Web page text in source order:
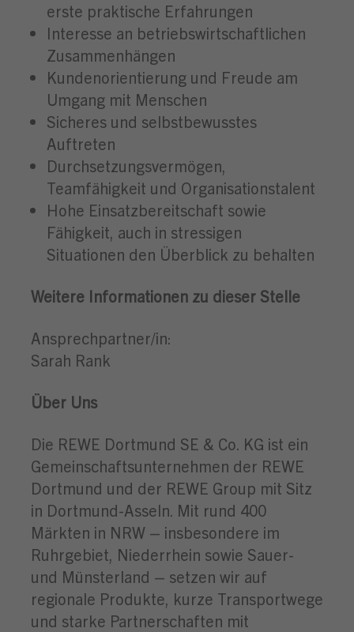
erste praktische Erfahrungen
Interesse an betriebswirtschaftlichen
Zusammenhängen
Kundenorientierung und Freude am
Umgang mit Menschen
Sicheres und selbstbewusstes
Auftreten
Durchsetzungsvermögen,
Teamfähigkeit und Organisationstalent
Hohe Einsatzbereitschaft sowie
Fähigkeit, auch in stressigen
Situationen den Überblick zu behalten
Weitere Informationen zu dieser Stelle
Ansprechpartner/in:
Sarah Rank
Über Uns
Die REWE Dortmund SE & Co. KG ist ein
Gemeinschaftsunternehmen der REWE
Dortmund und der REWE Group mit Sitz
in Dortmund-Asseln. Mit rund 400
Märkten in NRW – insbesondere im
Ruhrgebiet, Niederrhein sowie Sauer-
und Münsterland – setzen wir auf
regionale Produkte, kurze Transportwege
und starke Partnerschaften mit